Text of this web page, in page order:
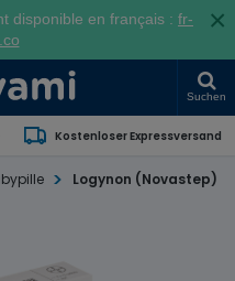
disponible en français : fr-
×
Suchen
Kostenloser Expressversand
Logynon (Novastep)